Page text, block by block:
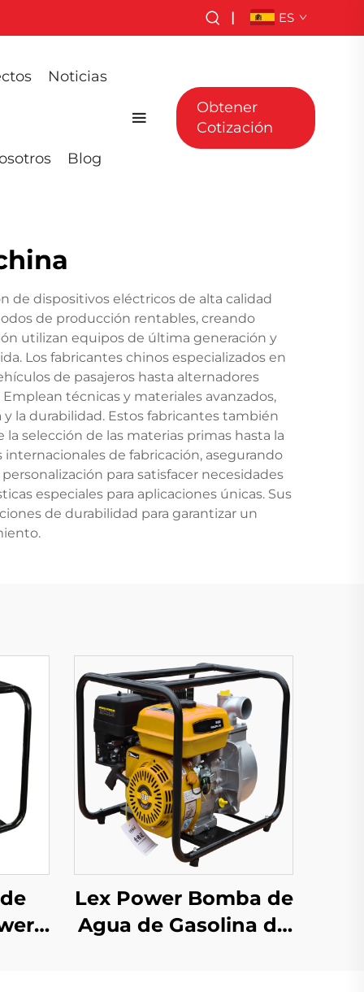
| ES
Noticias
Blog
Obtener
Cotización
de dispositivos eléctricos de alta calidad
de producción rentables, creando
utilizan equipos de última generación y
Los fabricantes chinos especializados en
de pasajeros hasta alternadores
técnicas y materiales avanzados,
la durabilidad. Estos fabricantes también
selección de las materias primas hasta la
de fabricación, asegurando
para satisfacer necesidades
especiales para aplicaciones únicas. Sus
de durabilidad para garantizar un
Lex Power Bomba de
Agua de Gasolina de